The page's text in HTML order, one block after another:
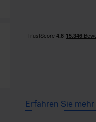
Erfahren Sie